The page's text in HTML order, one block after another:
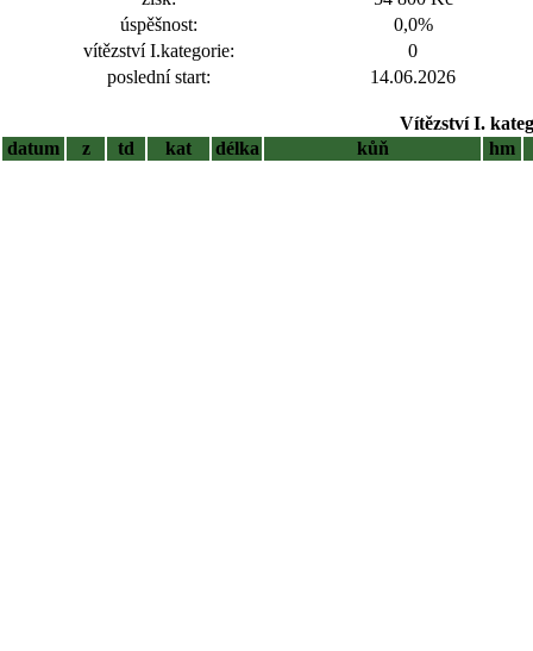
úspěšnost:
0,0%
vítězství I.kategorie:
0
poslední start:
14.06.2026
Vítězství I.
datum
z td kat délka kůň hm